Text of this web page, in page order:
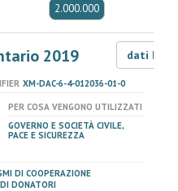
2.000.000
2019 dati LOD
XM-DAC-6-4-012036-01-0
PER COSA VENGONO UTILIZZATI
GOVERNO E SOCIETÀ CIVILE,
PACE E SICUREZZA
DI COOPERAZIONE
DONATORI